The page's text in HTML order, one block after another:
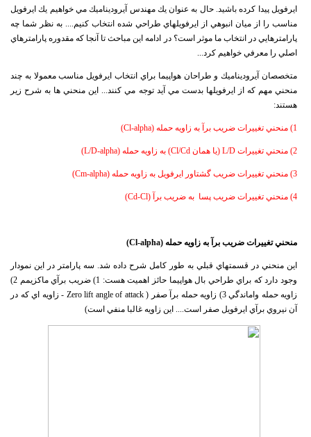
ايرفويل پيدا كرده باشيد. حال به عنوان يك مهندس آيروديناميك مي خواهيم يك ايرفويل
مناسب را از ميان انبوهي از ايرفويلهاي طراحي شده انتخاب كنيم.... به نظر شما چه
پارامترهايي در انتخاب ما موثر است؟ در ادامه اين مباحث تا آنجا كه مقدوره پارامترهاي
اصلي را معرفي خواهيم كرد...
متخصصان آيروديناميك و طراحان هواپيما براي انتخاب ايرفويل مناسب معمولا به چند
منحني مهم كه از ايرفويلها بدست مي آيد توجه مي كنند... اين منحني ها به شرح زير
هستند:
1) منحني تغييرات ضريب برآ به زاويه حمله (Cl-alpha)
2) منحني تغييرات L/D (يا همان Cl/Cd) به زاويه حمله (L/D-alpha)
3) منحني تغييرات ضريب گشتاور ايرفويل به زاويه حمله (Cm-alpha)
4) منحني تغييرات ضريب پسا به ضريب برآ (Cd-Cl)
منحني تغييرات ضريب برآ به زاويه حمله (Cl-alpha
)
اين منحني در قسمتهاي قبلي به طور كامل شرح داده شد. سه پارامتر در اين نمودار
وجود دارد كه براي طراحي بال هواپيما حائز اهميت هست: 1) ضريب برآي ماكزيمم 2)
زاويه حمله واماندگي 3) زاويه حمله برآ صفر ( Zero lift angle of attack - زاويه اي كه در
آن نيروي برآي ايرفويل صفر است.... اين زاويه غالبا منفي است)